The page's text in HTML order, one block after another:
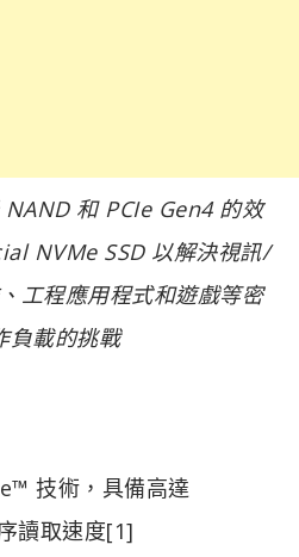
和 PCIe Gen4 的效
NVMe SSD 以解決視訊/
工程應用程式和遊戲等密
負載的挑戰
技術，具備高達
讀取速度[1]